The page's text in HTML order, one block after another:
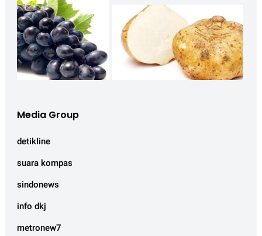
Media Group
detikline
suara kompas
sindonews
info dkj
metronew7